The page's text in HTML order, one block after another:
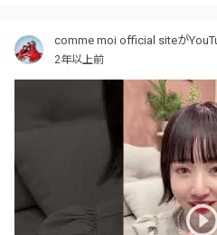
comme moi official siteが
2年以上前